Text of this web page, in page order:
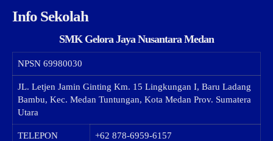
Info Sekolah
SMK Gelora Jaya Nusantara Medan
NPSN 69980030
JL. Letjen Jamin Ginting Km. 15 Lingkungan I, Baru Ladang
Bambu, Kec. Medan Tuntungan, Kota Medan Prov. Sumatera
Utara
TELEPON +62 878-6959-6157